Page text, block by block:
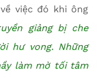
việc đó khi ông
giảng bị che
hư vong. Những
làm mờ tối tâm